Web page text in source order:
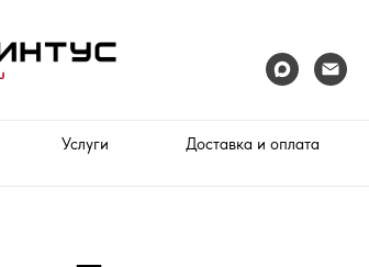
Услуги Доставка и оплата